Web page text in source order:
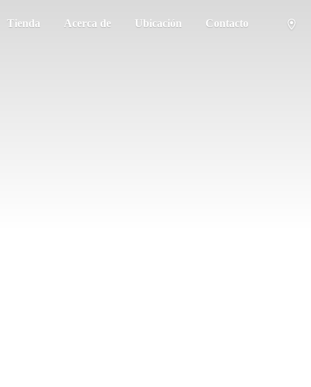
Tienda Acerca de Ubicación Contacto